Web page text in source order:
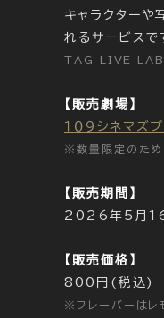
キャラクターや
れるサービスで
TAG LIVE
【販売劇場】
１０９シネマズ
※数量限定のため
【販売期間】
2026年5月
【販売価格】
800円(税込)
※フレーバーはレ